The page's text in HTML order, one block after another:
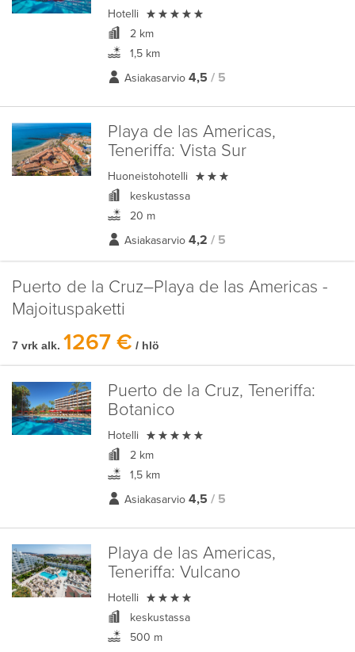
Hotelli 
2 km
1,5 km
Asiakasarvio 4,5 / 5
Playa de las Americas,
Teneriffa: Vista Sur
Huoneistohotelli 
keskustassa
20 m
Asiakasarvio 4,2 / 5
Puerto de la Cruz–Playa de las Americas -
Majoituspaketti
7 vrk alk. 1267 € / hlö
Puerto de la Cruz, Teneriffa:
Botanico
Hotelli 
2 km
1,5 km
Asiakasarvio 4,5 / 5
Playa de las Americas,
Teneriffa: Vulcano
Hotelli 
keskustassa
500 m